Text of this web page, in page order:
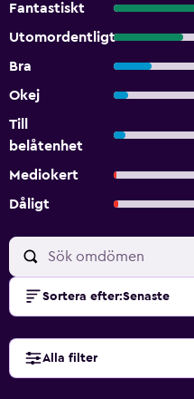
Fantastiskt
Utomordentligt
Bra
Okej
Till
belåtenhet
Mediokert
Dåligt
Sortera efter:Senaste
Alla filter